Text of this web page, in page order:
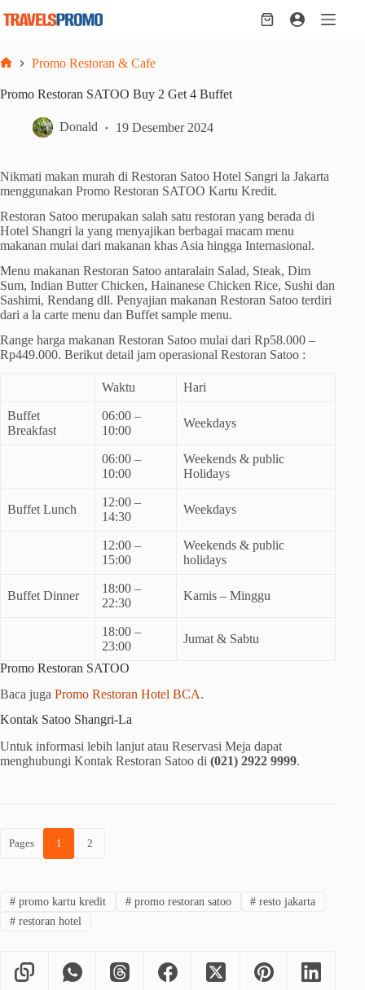
Shopping
Promo Restoran & Cafe
Promo Restoran SATOO Buy 2 Get 4 Buffet
Donald 19 Desember 2024
Nikmati makan murah di Restoran Satoo Hotel Sangri la Jakarta
menggunakan Promo Restoran SATOO Kartu Kredit.
Restoran Satoo merupakan salah satu restoran yang berada di
Hotel Shangri la yang menyajikan berbagai macam menu
makanan mulai dari makanan khas Asia hingga Internasional.
Menu makanan Restoran Satoo antaralain Salad, Steak, Dim
Sum, Indian Butter Chicken, Hainanese Chicken Rice, Sushi dan
Sashimi, Rendang dll. Penyajian makanan Restoran Satoo terdiri
dari a la carte menu dan Buffet sample menu.
Range harga makanan Restoran Satoo mulai dari Rp58.000 –
Rp449.000. Berikut detail jam operasional Restoran Satoo :
Waktu Hari
Buffet
Breakfast
06:00 –
10:00
Weekdays
06:00 –
10:00
Weekends & public
Holidays
Buffet Lunch
12:00 –
14:30
Weekdays
12:00 –
15:00
Weekends & public
holidays
Buffet Dinner
18:00 –
22:30
Kamis – Minggu
18:00 –
23:00
Jumat & Sabtu
Promo Restoran SATOO
Baca juga Promo Restoran Hotel BCA.
Kontak Satoo Shangri-La
Untuk informasi lebih lanjut atau Reservasi Meja dapat
menghubungi Kontak Restoran Satoo di (021) 2922 9999.
Pages 1 2
#promo kartu kredit #promo restoran satoo # resto jakarta
#restoran hotel